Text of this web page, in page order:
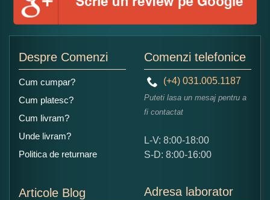
Ce nota acordati acestui produs?
Nu tocmai bun
Excelent!
Copiati alaturi numarul din imagine:
Despre Comenzi
Cum cumpar?
Cum platesc?
Cum livram?
Unde livram?
Politica de returnare
Articole Blog
Comenzi telefonice
(+4) 031.005.1187
Puteti lasa un mesaj pentru a
fi contactat
L-V: 8:00-18:00
S-D: 8:00-16:00
Adresa laborator